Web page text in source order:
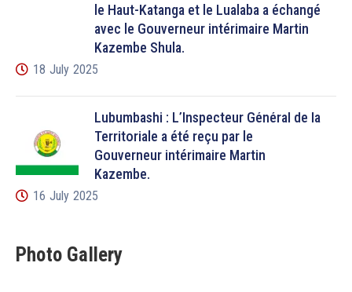
le Haut-Katanga et le Lualaba a échangé
avec le Gouverneur intérimaire Martin
Kazembe Shula.
18 July 2025
Lubumbashi : L’Inspecteur Général de la
Territoriale a été reçu par le
Gouverneur intérimaire Martin
Kazembe.
16 July 2025
Photo Gallery